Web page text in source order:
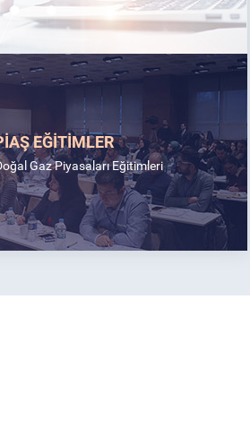
EĞİTİMLER
Gaz Piyasaları Eğitimleri